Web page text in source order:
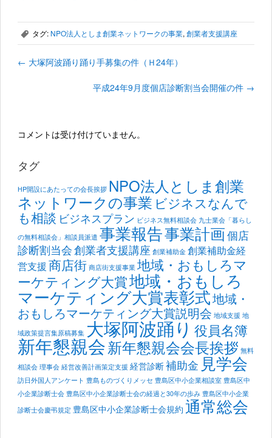
, タグ: NPO法人としま創業ネットワークの事業, 創業者支援講座
← 大塚阿波踊り踊り手募集の件（Ｈ24年）
平成24年9月度個店診断割当会開催の件 →
コメントは受け付けていません。
タグ
HP開設にあたっての会長挨拶 NPO法人としま創業
ネットワークの事業 ビジネスなんで
も相談 ビジネスプラン ビジネス無料相談会 九士業会「暮らし
の無料相談会」相談員派遣 事業報告事業計画個店
診断割当会創業者支援講座 創業補助金 創業補助金経
営支援商店街 商店街支援事業 地域・おもしろマ
ーケティング大賞地域・おもしろ
マーケティング大賞表彰式地域・
おもしろマーケティング大賞説明会 地域支援 地
域政策提言集原稿募集 大塚阿波踊り役員名簿
新年懇親会新年懇親会会長挨拶 無料
相談会 理事会 経営改善計画策定支援 経営診断補助金 見学会
訪日外国人アンケート 豊島ものづくりメッセ 豊島区中小企業相談室 豊島区中
小企業診断士会 豊島区中小企業診断士会の経過と30年の歩み 豊島区中小企業
診断士会慶弔規定 豊島区中小企業診断士会規約 通常総会